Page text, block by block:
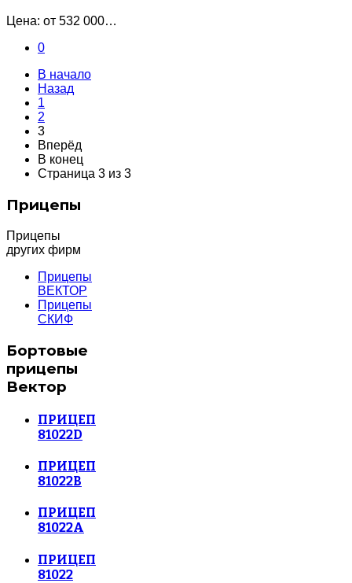
Цена: от 532 000…
0
В начало
Назад
1
2
3
Вперёд
В конец
Страница 3 из 3
Прицепы
Прицепы
других фирм
Прицепы
ВЕКТОР
Прицепы
СКИФ
Бортовые
прицепы
Вектор
ПРИЦЕП
81022D
ПРИЦЕП
81022B
ПРИЦЕП
81022A
ПРИЦЕП
81022